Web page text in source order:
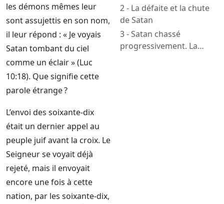
les démons mêmes leur
sont assujettis en son nom,
il leur répond : « Je voyais
Satan tombant du ciel
comme un éclair » (Luc
10:18). Que signifie cette
parole étrange ?
L’envoi des soixante-dix
était un dernier appel au
peuple juif avant la croix. Le
Seigneur se voyait déjà
rejeté, mais il envoyait
encore une fois à cette
nation, par les soixante-dix,
les lieux célestes
2 - La défaite et la chute
de Satan
3 - Satan chassé
progressivement. La